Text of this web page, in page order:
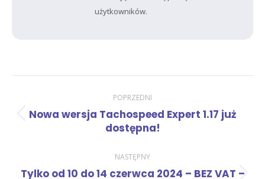
użytkowników.
Nawigacja
wpisów
POPRZEDNI
Poprzedni
wpis:
Nowa wersja Tachospeed Expert 1.17 już
dostępna!
NASTĘPNY
Tylko od 10 do 14 czerwca 2024 – BEZ VAT –